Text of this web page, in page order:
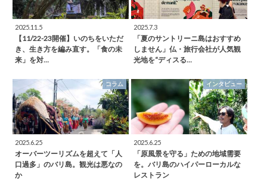
2025.11.5
【11/22-23開催】いのちをいただ
き、生き方を編み直す。「食の未
来」を対…
2025.7.3
「夏のサントリーニ島はおすすめ
しません」仏・旅行会社が人気観
光地を“ディスる…
コラム
2025.6.25
オーバーツーリズムを超えて「人
口過多」のバリ島。観光は悪なの
か
インタビュー
2025.6.25
「原風景を守る」ための地域需要
を。バリ島のハイパーローカルな
レストラン